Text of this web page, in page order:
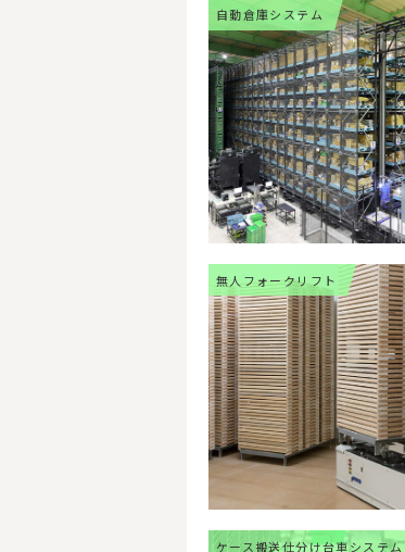
自動倉庫システム
無人フォークリフト
ケース搬送仕分け台車システム